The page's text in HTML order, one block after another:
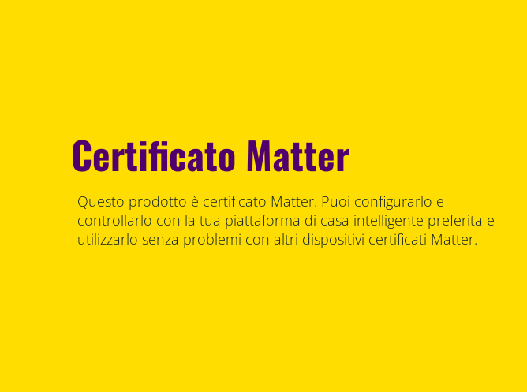
Certificato Matter
Questo prodotto è certificato Matter. Puoi configurarlo e
controllarlo con la tua piattaforma di casa intelligente preferita e
utilizzarlo senza problemi con altri dispositivi certificati Matter.